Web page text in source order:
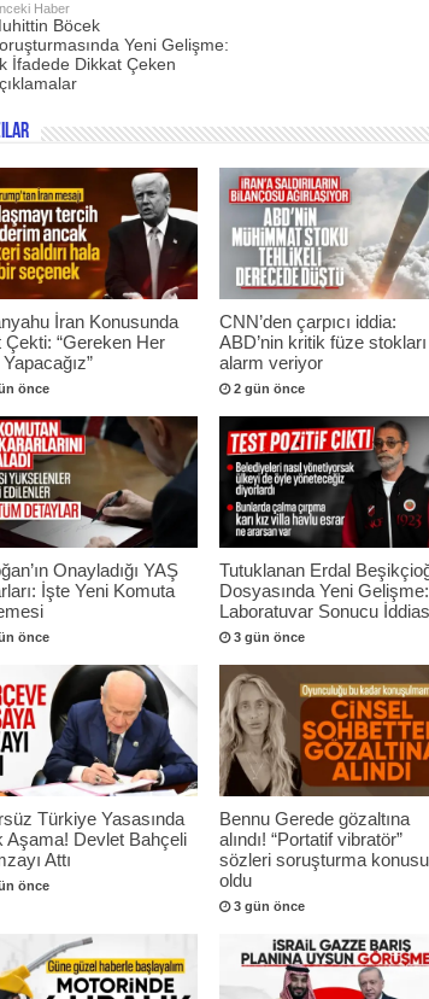
Haber
Böcek
Yeni Gelişme:
İfadede Dikkat Çeken
İran Konusunda
Çekti: “Gereken Her
önce
CNN’den çarpıcı iddia:
ABD’nin kritik füze stokları
alarm veriyor
2 gün önce
Onayladığı YAŞ
İşte Yeni Komuta
önce
Tutuklanan Erdal
Dosyasında Yeni Gelişme:
Laboratuvar Sonucu
3 gün önce
Türkiye Yasasında
Aşama! Devlet Bahçeli
Attı
önce
Bennu Gerede gözaltına
alındı! “Portatif vibratör”
sözleri soruşturma konusu
oldu
3 gün önce